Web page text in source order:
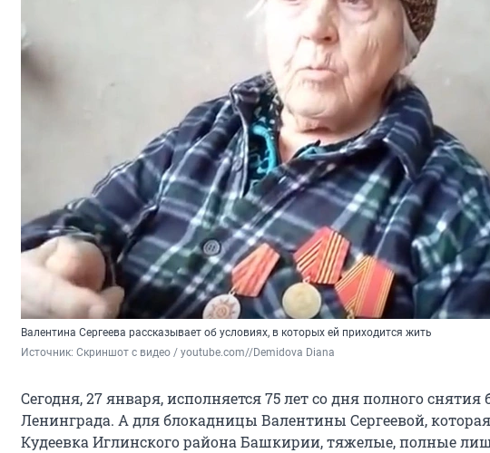
Валентина Сергеева рассказывает об условиях, в которых ей приходится жить
Источник: Скриншот с видео / youtube.com//Demidova Diana
Сегодня, 27 января, исполняется 75 лет со дня полного снятия
Ленинграда. А для блокадницы Валентины Сергеевой,
Кудеевка Иглинского района Башкирии, тяжелые, полные